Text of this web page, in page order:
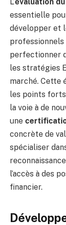
essentielle
développer et
professionnels
perfectionner
les stratégies
marché. Cette
les points forts
la voie à de
une
concrète de
spécialiser
l’accès à des
financier.